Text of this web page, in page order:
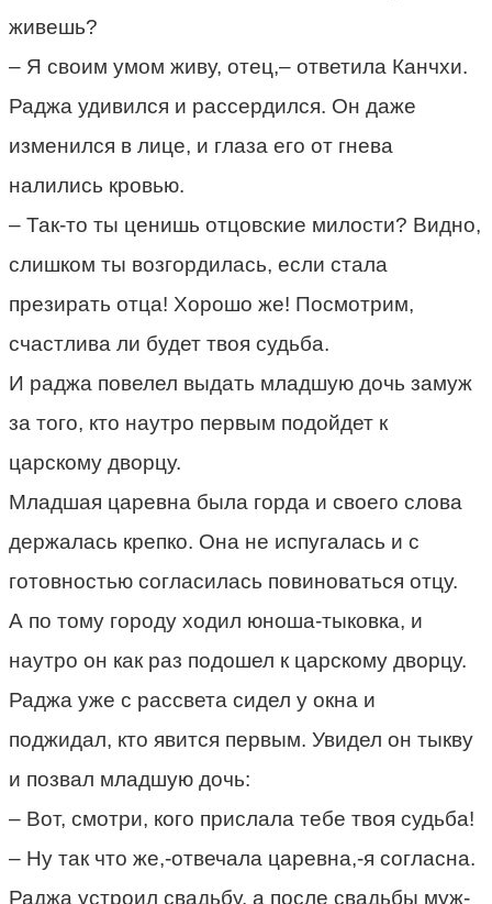
живешь?
– Я своим умом живу, отец,– ответила Канчхи.
Раджа удивился и рассердился. Он даже
изменился в лице, и глаза его от гнева
налились кровью.
– Так-то ты ценишь отцовские милости? Видно,
слишком ты возгордилась, если стала
презирать отца! Хорошо же! Посмотрим,
счастлива ли будет твоя судьба.
И раджа повелел выдать младшую дочь замуж
за того, кто наутро первым подойдет к
царскому дворцу.
Младшая царевна была горда и своего слова
держалась крепко. Она не испугалась и с
готовностью согласилась повиноваться отцу.
А по тому городу ходил юноша-тыковка, и
наутро он как раз подошел к царскому дворцу.
Раджа уже с рассвета сидел у окна и
поджидал, кто явится первым. Увидел он тыкву
и позвал младшую дочь:
– Вот, смотри, кого прислала тебе твоя судьба!
– Ну так что же,-отвечала царевна,-я согласна.
Раджа устроил свадьбу, а после свадьбы муж-